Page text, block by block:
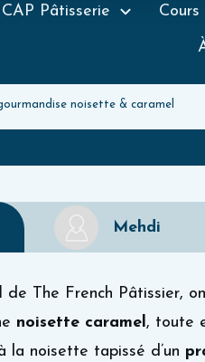
CAP Pâtisserie
noisette & caramel
Mehdi
de The French Pâtissier,
noisette caramel, toute
la noisette tapissé d’un